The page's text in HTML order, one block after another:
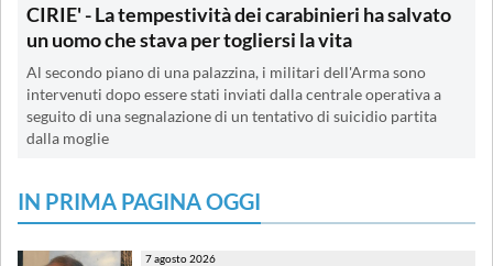
CIRIE' - La tempestività dei carabinieri ha salvato
un uomo che stava per togliersi la vita
Al secondo piano di una palazzina, i militari dell'Arma sono
intervenuti dopo essere stati inviati dalla centrale operativa a
seguito di una segnalazione di un tentativo di suicidio partita
dalla moglie
IN PRIMA PAGINA OGGI
7 agosto 2026